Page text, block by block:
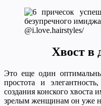
@i.love.hairstyles/
Хвост в
Это еще один
простота и
создания конского хвоста
зрелым женщинам он уже